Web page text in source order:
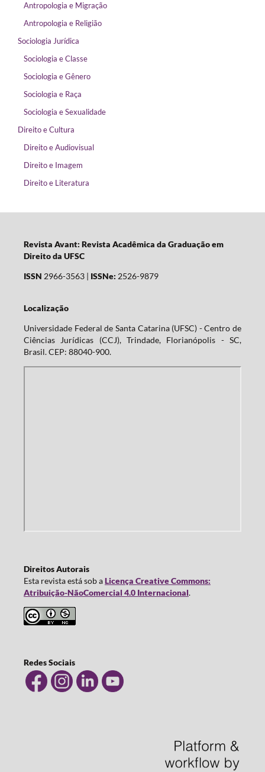
Antropologia e Migração
Antropologia e Religião
Sociologia Jurídica
Sociologia e Classe
Sociologia e Gênero
Sociologia e Raça
Sociologia e Sexualidade
Direito e Cultura
Direito e Audiovisual
Direito e Imagem
Direito e Literatura
Revista Avant: Revista Acadêmica da Graduação em
Direito da UFSC
ISSN 2966-3563 | ISSNe: 2526-9879
Localização
Universidade Federal de Santa Catarina (UFSC) - Centro de
Ciências Jurídicas (CCJ), Trindade, Florianópolis - SC,
Brasil. CEP: 88040-900.
Direitos Autorais
Esta revista está sob aLicença Creative Commons:
Atribuição-NãoComercial 4.0 Internacional.
Redes Sociais